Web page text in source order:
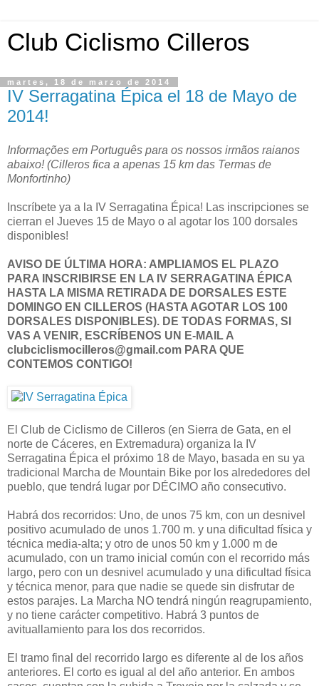
Club Ciclismo Cilleros
martes, 18 de marzo de 2014
IV Serragatina Épica el 18 de Mayo de
2014!
Informações em Português para os nossos irmãos raianos
abaixo! (Cilleros fica a apenas 15 km das Termas de
Monfortinho)
Inscríbete ya a la IV Serragatina Épica! Las inscripciones se
cierran el Jueves 15 de Mayo o al agotar los 100 dorsales
disponibles!
AVISO DE ÚLTIMA HORA: AMPLIAMOS EL PLAZO
PARA INSCRIBIRSE EN LA IV SERRAGATINA ÉPICA
HASTA LA MISMA RETIRADA DE DORSALES ESTE
DOMINGO EN CILLEROS (HASTA AGOTAR LOS 100
DORSALES DISPONIBLES). DE TODAS FORMAS, SI
VAS A VENIR, ESCRÍBENOS UN E-MAIL A
clubciclismocilleros@gmail.com PARA QUE
CONTEMOS CONTIGO!
El Club de Ciclismo de Cilleros (en Sierra de Gata, en el
norte de Cáceres, en Extremadura) organiza la IV
Serragatina Épica el próximo 18 de Mayo, basada en su ya
tradicional Marcha de Mountain Bike por los alrededores del
pueblo, que tendrá lugar por DÉCIMO año consecutivo.
Habrá dos recorridos: Uno, de unos 75 km, con un desnivel
positivo acumulado de unos 1.700 m. y una dificultad física y
técnica media-alta; y otro de unos 50 km y 1.000 m de
acumulado, con un tramo inicial común con el recorrido más
largo, pero con un desnivel acumulado y una dificultad física
y técnica menor, para que nadie se quede sin disfrutar de
estos parajes. La Marcha NO tendrá ningún reagrupamiento,
y no tiene carácter competitivo. Habrá 3 puntos de
avituallamiento para los dos recorridos.
El tramo final del recorrido largo es diferente al de los años
anteriores. El corto es igual al del año anterior. En ambos